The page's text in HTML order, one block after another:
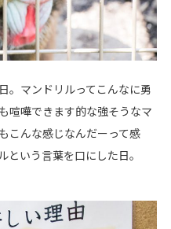
。マンドリルってこんなに勇
喧嘩できます的な強そうなマ
こんな感じなんだーって感
という言葉を口にした日。